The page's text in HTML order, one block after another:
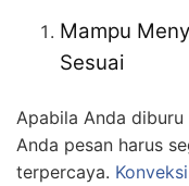
Mampu
Sesuai
Apabila Anda
Anda pesan harus
terpercaya.